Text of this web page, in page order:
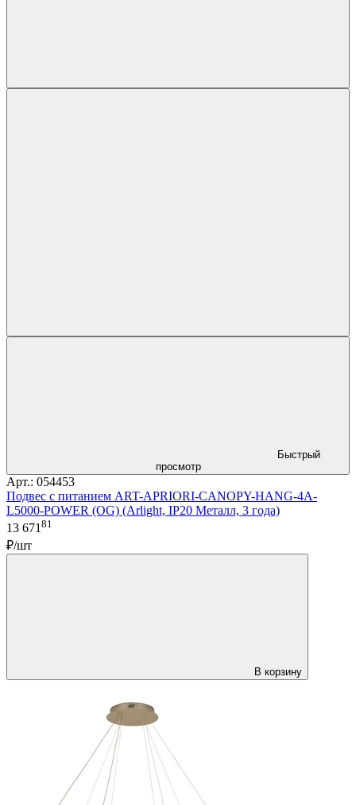
Быстрый
просмотр
Арт.: 054453
Подвес с питанием ART-APRIORI-CANOPY-HANG-4A-
L5000-POWER (OG) (Arlight, IP20 Металл, 3 года)
13 67181
₽/шт
В корзину